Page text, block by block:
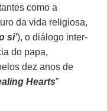
como a
da vida religiosa,
si’), o diálogo inter-
do papa,
dez anos de
Hearts”